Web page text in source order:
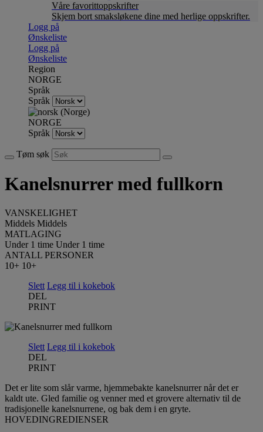
Våre favorittoppskrifter
Skjem bort smaksløkene dine med herlige oppskrifter.
Logg på
Ønskeliste
Logg på
Ønskeliste
Region
NORGE
Språk
Språk
NORGE
Språk
Tøm søk
Kanelsnurrer med fullkorn
VANSKELIGHET
Middels Middels
MATLAGING
Under 1 time Under 1 time
ANTALL PERSONER
10+ 10+
Slett Legg til i kokebok
DEL
PRINT
Slett Legg til i kokebok
DEL
PRINT
Det er lite som slår varme, hjemmebakte kanelsnurrer når det er
kaldt ute. Gled familie og venner med et grovere alternativ til de
tradisjonelle kanelsnurrene, og bak dem i en gryte.
HOVEDINGREDIENSER